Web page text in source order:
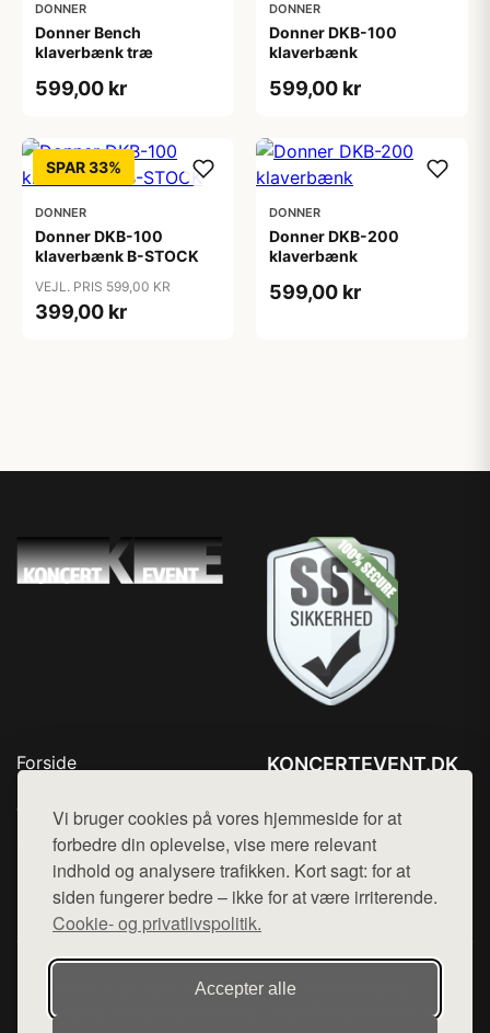
Vi bruger cookies på vores hjemmeside for at
forbedre din oplevelse, vise mere relevant
indhold og analysere trafikken. Kort sagt: for at
siden fungerer bedre – ikke for at være irriterende.
Cookie- og privatlivspolitik.
Accepter alle
DONNER
Donner Bench
klaverbænk træ
599,00 kr
DONNER
Donner DKB-100
klaverbænk
599,00 kr
SPAR 33%
DONNER
Donner DKB-100
klaverbænk B-STOCK
VEJL. PRIS 599,00 KR
399,00 kr
DONNER
Donner DKB-200
klaverbænk
599,00 kr
Forside
Top Rabatter
Blog
Kontakt
KONCERTEVENT.DK
Mail: hej@want.dk
Cookie- og privatlivspolitik
Denne side er en del af want.dk, der udgiver en række
hjemmesider med præsentation af forskellige produkter fra